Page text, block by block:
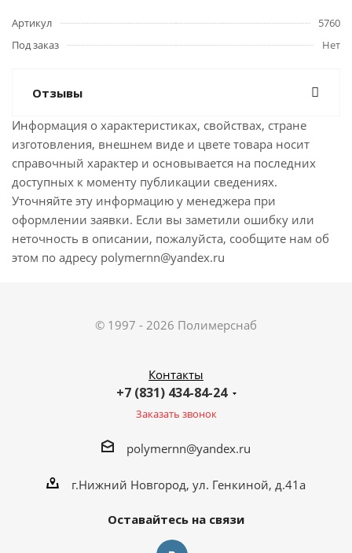
Артикул
5760
Под заказ
Нет
Отзывы
Информация о характеристиках, свойствах, стране
изготовления, внешнем виде и цвете товара носит
справочный характер и основывается на последних
доступных к моменту публикации сведениях.
Уточняйте эту информацию у менеджера при
оформлении заявки. Если вы заметили ошибку или
неточность в описании, пожалуйста, сообщите нам об
этом по адресу polymernn@yandex.ru
© 1997 - 2026 Полимерснаб
Контакты
+7 (831) 434-84-24
Заказать звонок
polymernn@yandex.ru
г.Нижний Новгород, ул. Генкиной, д.41а
Оставайтесь на связи